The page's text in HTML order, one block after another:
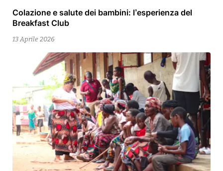
Colazione e salute dei bambini: l’esperienza del
Breakfast Club
13 Aprile 2026
13
Aprile
2026